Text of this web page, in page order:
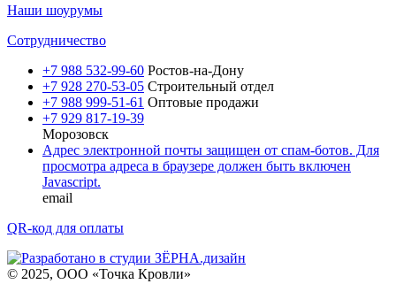
Наши шоурумы
Сотрудничество
+7 988 532-99-60 Ростов-на-Дону
+7 928 270-53-05 Строительный отдел
+7 988 999-51-61 Оптовые продажи
+7 929 817-19-39
Морозовск
Адрес электронной почты защищен от спам-ботов. Для
просмотра адреса в браузере должен быть включен
Javascript.
email
QR-код для оплаты
© 2025, ООО «Точка Кровли»